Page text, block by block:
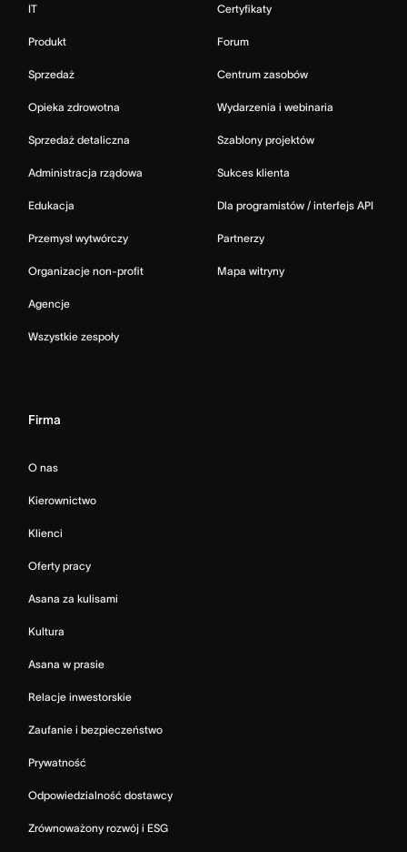
IT
Produkt
Sprzedaż
Opieka zdrowotna
Sprzedaż detaliczna
Administracja rządowa
Edukacja
Przemysł wytwórczy
Organizacje non-profit
Agencje
Wszystkie zespoły
Certyfikaty
Forum
Centrum zasobów
Wydarzenia i webinaria
Szablony projektów
Sukces klienta
Dla programistów / interfejs API
Partnerzy
Mapa witryny
Firma
O nas
Kierownictwo
Klienci
Oferty pracy
Asana za kulisami
Kultura
Asana w prasie
Relacje inwestorskie
Zaufanie i bezpieczeństwo
Prywatność
Odpowiedzialność dostawcy
Zrównoważony rozwój i ESG